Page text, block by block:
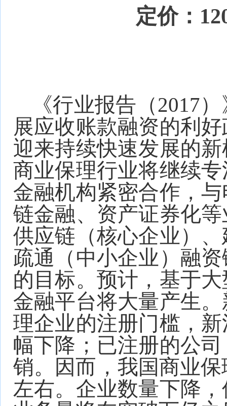
定价：
《行业报告（2017
展应收账款融资的利
迎来持续快速发展的
商业保理行业将继续
金融机构紧密合作，
链金融、资产证券化
供应链（核心企业）
疏通（中小企业）融
的目标。预计，基于
金融平台将大量产生
理企业的注册门槛，
幅下降；已注册的公
销。因而，我国商业
左右。企业数量下降